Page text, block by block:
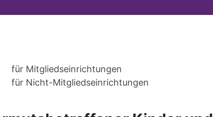
für Mitgliedseinrichtungen
für Nicht-Mitgliedseinrichtungen